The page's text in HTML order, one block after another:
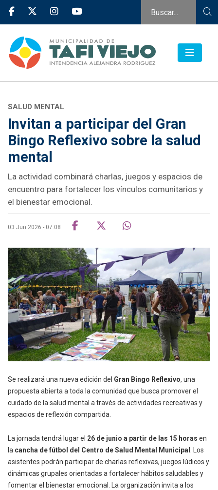
SALUD MENTAL
Invitan a participar del Gran
Bingo Reflexivo sobre la salud
mental
La actividad combinará charlas, juegos y espacios de
encuentro para fortalecer los vínculos comunitarios y
el bienestar emocional.
03 Jun 2026 - 07:08
Se realizará una nueva edición del Gran Bingo Reflexivo, una
propuesta abierta a toda la comunidad que busca promover el
cuidado de la salud mental a través de actividades recreativas y
espacios de reflexión compartida.
La jornada tendrá lugar el 26 de junio a partir de las 15 horas en
la cancha de fútbol del Centro de Salud Mental Municipal . Los
asistentes podrán participar de charlas reflexivas, juegos lúdicos y
dinámicas grupales orientadas a fortalecer hábitos saludables y
fomentar el bienestar emocional. La organización invita a los